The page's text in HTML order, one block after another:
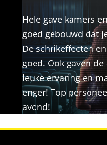
Hele gave kamers
goed gebouwd dat
De schrikeffecten
goed. Ook gaven
leuke ervaring en
enger! Top
avond!